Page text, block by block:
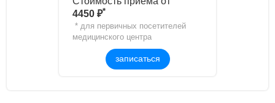
4450 ₽*
* для первичных посетителей
медицинского центра
записаться